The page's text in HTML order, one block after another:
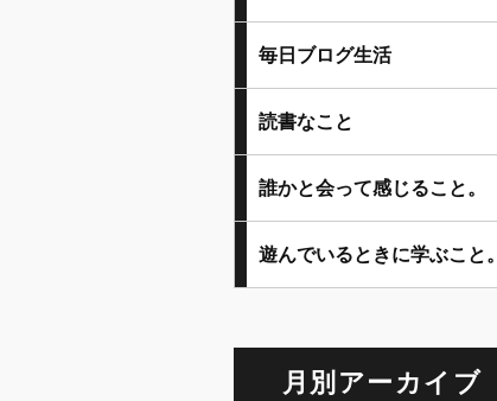
毎日ブログ生活
読書なこと
誰かと会って感じること。
遊んでいるときに学ぶこと。
月別アーカイブ